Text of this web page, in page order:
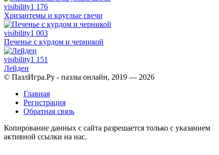
visibility1 176
Хризантемы и круглые свечи
visibility1 003
Печенье с курдом и черникой
visibility1 151
Лейден
© ПазлИгра.Ру - пазлы онлайн, 2019 — 2026
Главная
Регистрация
Обратная связь
Копирование данных с сайта разрешается только с указанием
активной ссылки на нас.